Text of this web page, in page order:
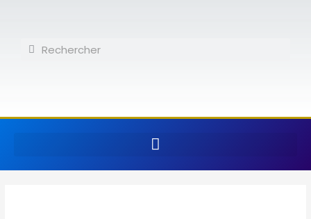
contenuRechercher
Rechercher